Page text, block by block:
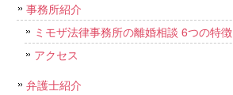
事務所紹介
ミモザ法律事務所の離婚相談 6つの特徴
アクセス
弁護士紹介